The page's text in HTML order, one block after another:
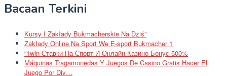
Bacaan Terkini
Kursy I Zakłady Bukmacherskie Na Dziś”
Zakłady Online Na Sport We E-sport Bukmacher 1
“1win Ставки На Спорт И Онлайн Казино Бонус 500%
Máquinas Tragamonedas Y Juegos De Casino Gratis Hacer El
Juego Por Div…